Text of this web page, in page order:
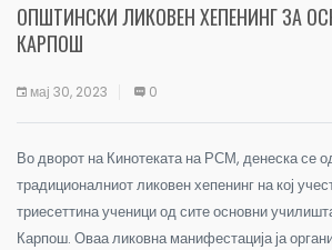
ОПШТИНСКИ ЛИКОВЕН ХЕПЕНИНГ ЗА
КАРПОШ
мај 30, 2023 0
Во дворот на Кинотеката на РСМ, денеска се
традиционалниот ликовен хепенинг на кој
триесеттина ученици од сите основни
Карпош. Оваа ликовна манифестација ја